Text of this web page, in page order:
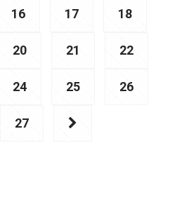
16 17 18
20 21 22
24 25 26
27